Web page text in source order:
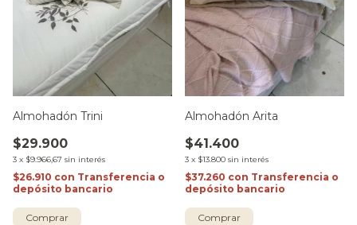
Almohadón Trini
$29.900
3 x $9.966,67 sin interés
$26.910 con Transferencia o
depósito bancario
Comprar
Almohadón Arita
$41.400
3 x $13.800 sin interés
$37.260 con Transferencia o
depósito bancario